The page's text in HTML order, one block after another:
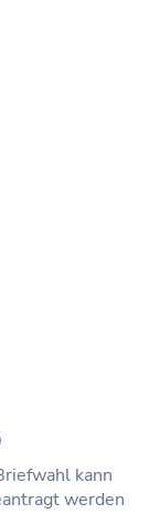
kann
werden